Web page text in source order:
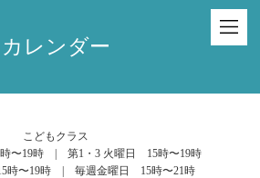
カレンダー
こどもクラス
〜19時 | 第1・3 火曜日 15時〜19時
時〜19時 | 毎週金曜日 15時〜21時